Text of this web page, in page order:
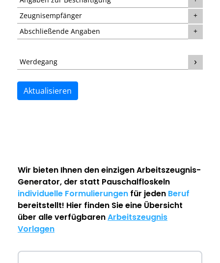
Zeugnisempfänger
Abschließende Angaben
Werdegang
Aktualisieren
Wir bieten Ihnen den einzigenArbeitszeugnis-
Generator, der statt Pauschalfloskeln
individuelle Formulierungen für jeden Beruf
bereitstellt! Hier finden Sie eine Übersicht
über alle verfügbarenArbeitszeugnis
Vorlagen